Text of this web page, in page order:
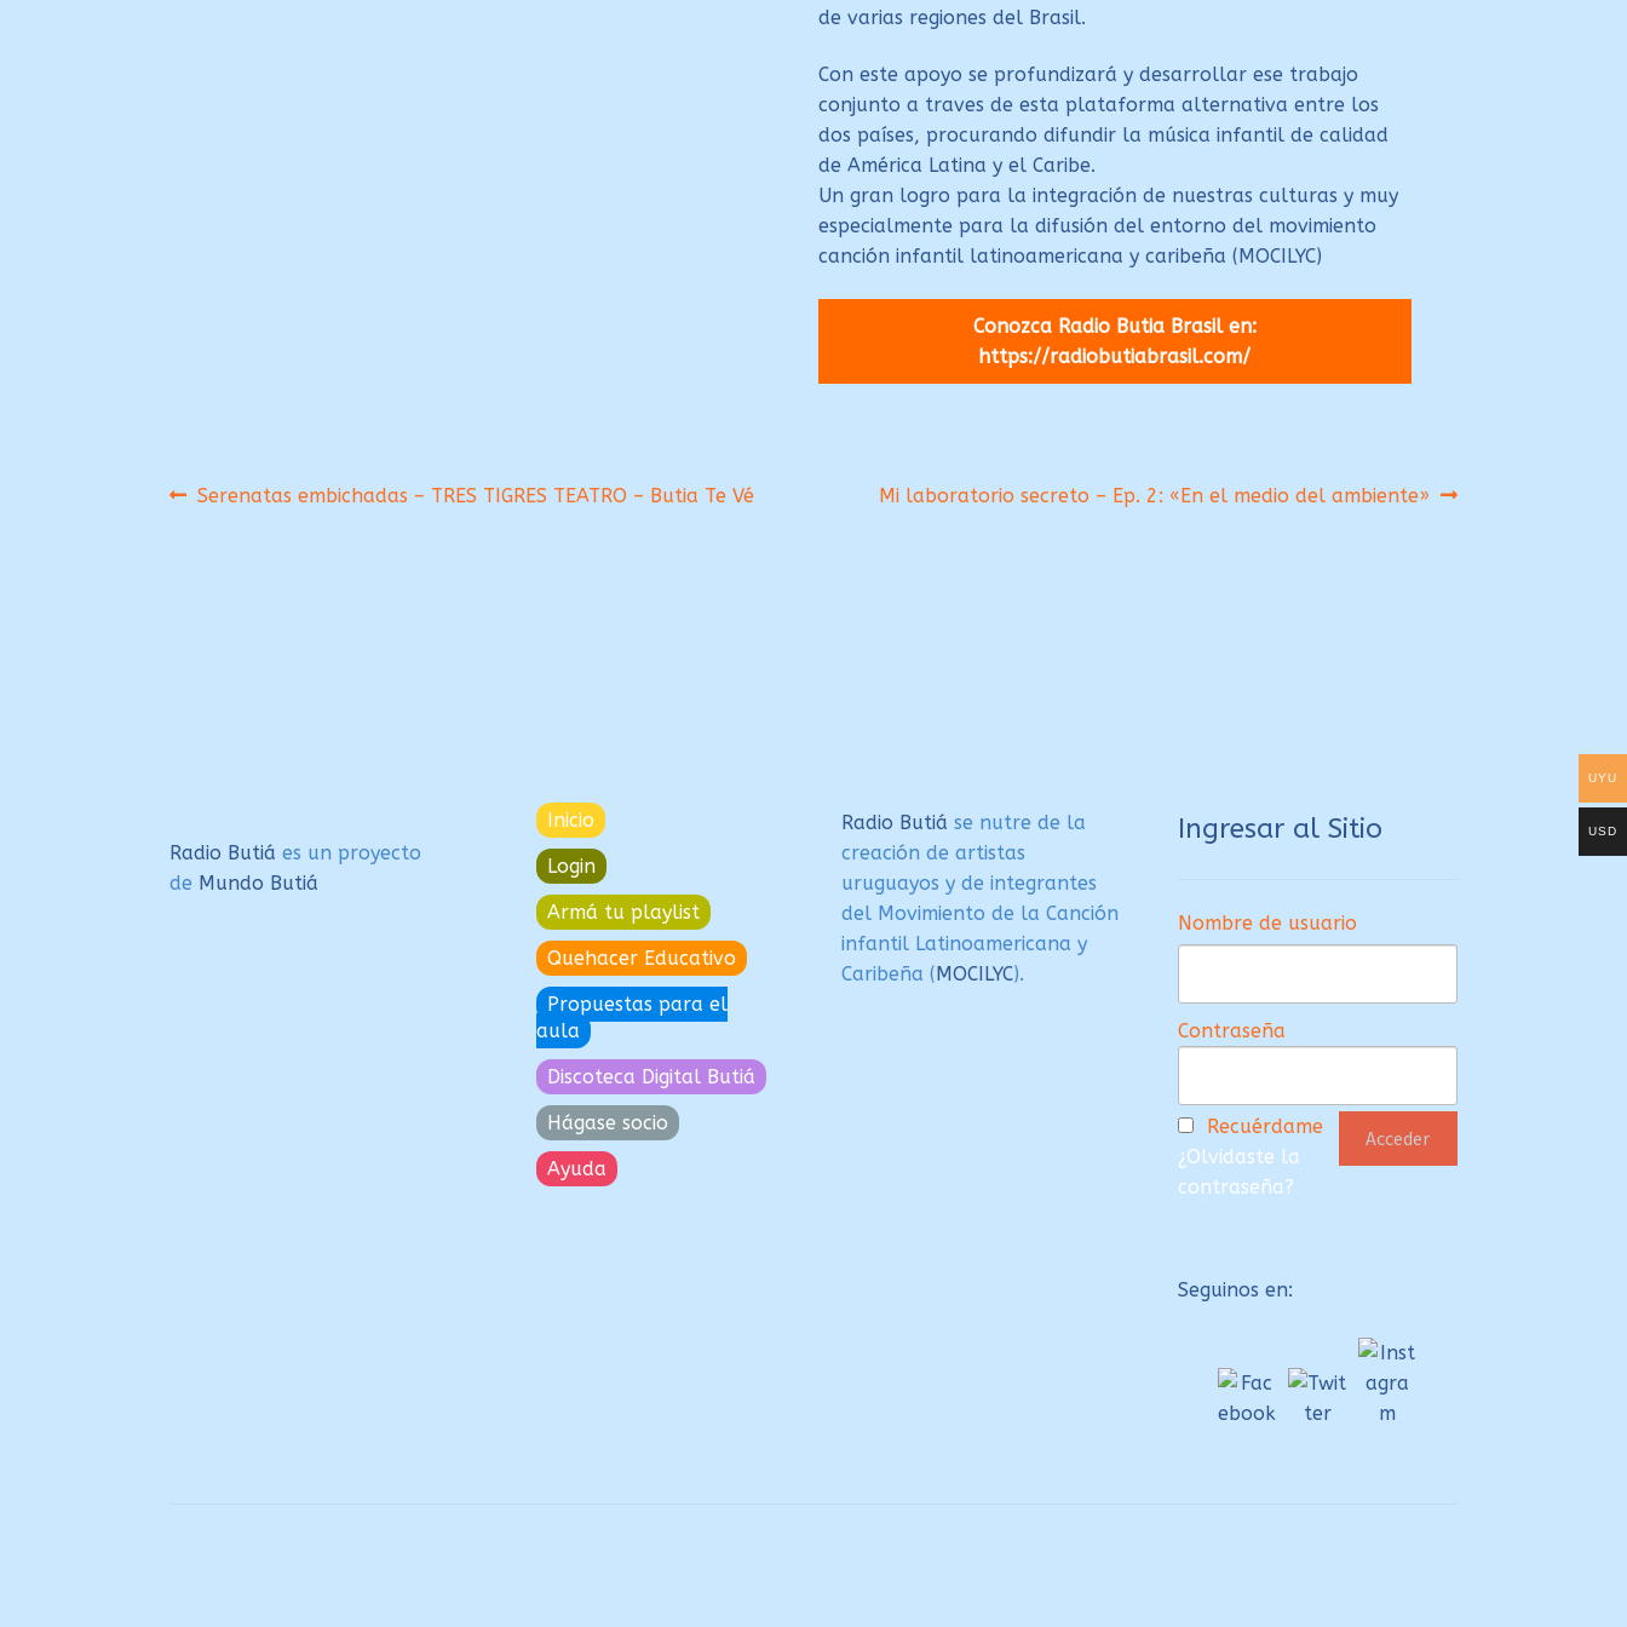
de varias regiones del Brasil.
Con este apoyo se profundizará y desarrollar ese trabajo
conjunto a traves de esta plataforma alternativa entre los
dos países, procurando difundir la música infantil de calidad
de América Latina y el Caribe.
Un gran logro para la integración de nuestras culturas y muy
especialmente para la difusión del entorno del movimiento
canción infantil latinoamericana y caribeña (MOCILYC)
Conozca Radio Butia Brasil en:
https://radiobutiabrasil.com/
Navegación
Anterior:
Serenatas embichadas – TRES TIGRES TEATRO – Butia Te Vé Siguiente:
Mi laboratorio secreto – Ep. 2: «En el medio del ambiente»
Radio Butiá es un proyecto
de Mundo Butiá
Inicio
Login
Armá tu playlist
Quehacer Educativo
Propuestas para el
aula
Discoteca Digital Butiá
Hágase socio
Ayuda
Radio Butiáse nutre de la
creación de artistas
uruguayos y de integrantes
del Movimiento de la Canción
infantil Latinoamericana y
Caribeña ( MOCILYC).
Ingresar al Sitio
Nombre de usuario
Contraseña
Recuérdame
¿Olvidaste la
contraseña?
Seguinos en:
UYU
USD